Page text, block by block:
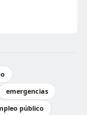
emergencias
público